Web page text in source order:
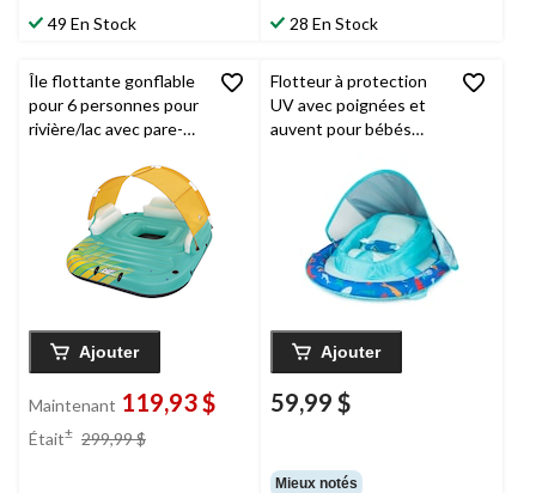
49 En Stock 28 En Stock
Île flottante gonflable
pour 6 personnes pour
rivière/lac avec pare-
Sunny Lounge,
vert/jaune
Ajouter
Maintenant 119,93 $
Était± 299,99 $
Flotteur à protection
UV avec poignées et
auvent pour bébés
requin, 3 à 9 mois
Ajouter
59,99 $
Mieux notés